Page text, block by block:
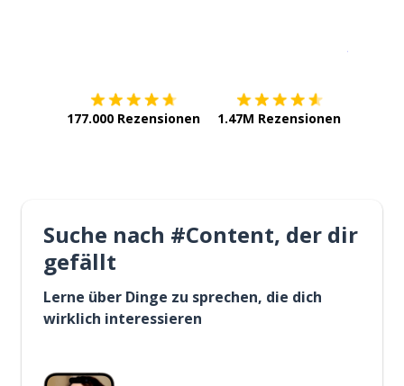
177.000 Rezensionen 1.47M Rezensionen
Suche nach #Content, der dir
gefällt
Lerne über Dinge zu sprechen, die dich
wirklich interessieren